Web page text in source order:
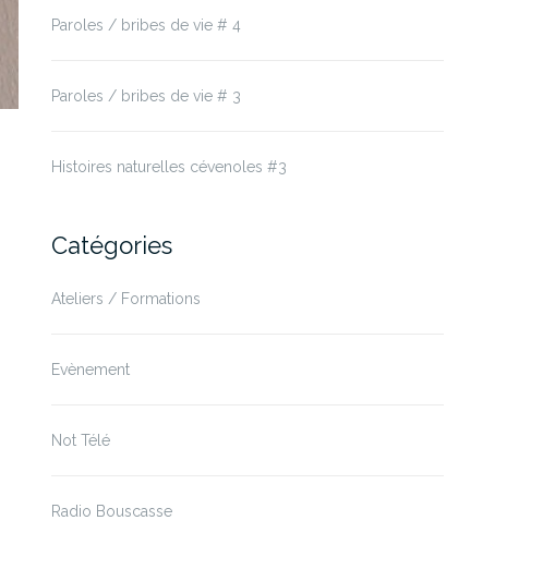
Paroles / bribes de vie # 4
Paroles / bribes de vie # 3
Histoires naturelles cévenoles #3
Catégories
Ateliers / Formations
Evènement
Not Télé
Radio Bouscasse